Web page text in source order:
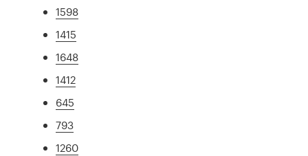
1598
1415
1648
1412
645
793
1260